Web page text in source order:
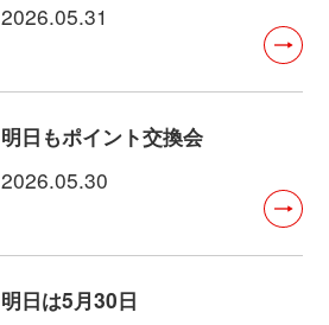
2026.05.31
明日もポイント交換会
2026.05.30
明日は5月30日